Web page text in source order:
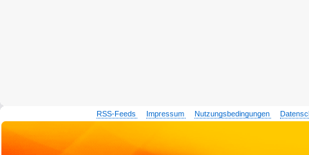
RSS-Feeds Impressum Nutzungsbedingungen